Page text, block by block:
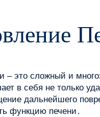
– это сложный и
в себя не только
дальнейшего
функцию печени․